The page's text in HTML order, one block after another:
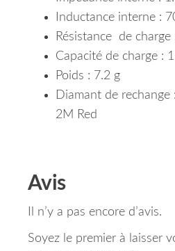
Inductance interne :
Résistance de charge
Capacité de charge :
Poids : 7.2 g
Diamant de
2M Red
Avis
Il n’y a pas encore d’avis.
Soyez le premier à laisser